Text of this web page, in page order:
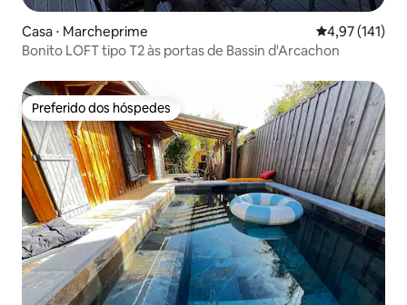
Casa ⋅ Marcheprime 4,97 de uma
4,97 (141)
Bonito LOFT tipo T2 às portas de Bassin d'Arcachon
Preferido dos hóspedes
Preferido dos hóspedes